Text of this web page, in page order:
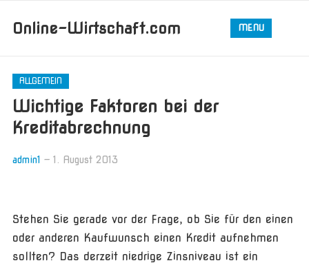
Online-Wirtschaft.com MENU
ALLGEMEIN
Wichtige Faktoren bei der
Kreditabrechnung
admin1 — 1. August 2013
Stehen Sie gerade vor der Frage, ob Sie für den einen
oder anderen Kaufwunsch einen Kredit aufnehmen
sollten? Das derzeit niedrige Zinsniveau ist ein